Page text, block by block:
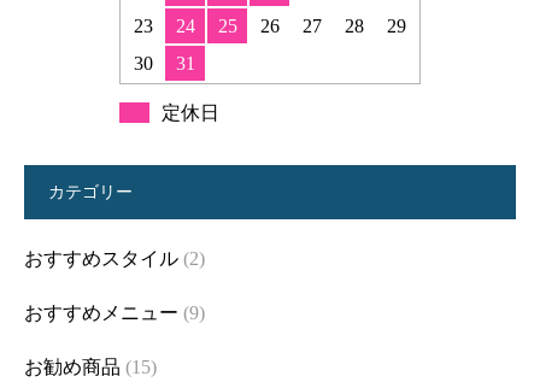
23
24 25 26 27 28
29
30
31
定休日
カテゴリー
おすすめスタイル (2)
おすすめメニュー (9)
お勧め商品 (15)